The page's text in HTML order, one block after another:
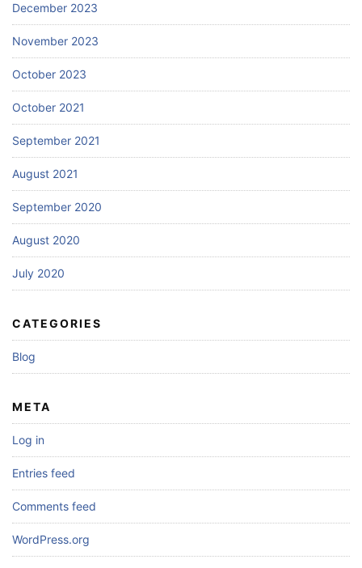
December 2023
November 2023
October 2023
October 2021
September 2021
August 2021
September 2020
August 2020
July 2020
CATEGORIES
Blog
META
Log in
Entries feed
Comments feed
WordPress.org